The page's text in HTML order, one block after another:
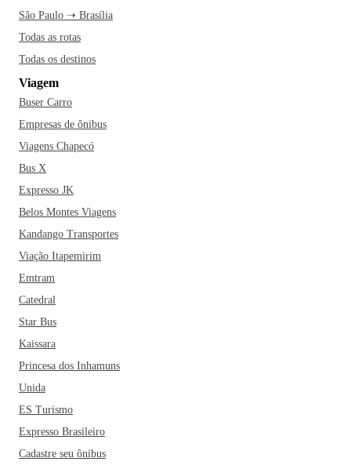
São Paulo ➝ Brasília
Todas as rotas
Todas os destinos
Viagem
Buser Carro
Empresas de ônibus
Viagens Chapecó
Bus X
Expresso JK
Belos Montes Viagens
Kandango Transportes
Viação Itapemirim
Emtram
Catedral
Star Bus
Kaissara
Princesa dos Inhamuns
Unida
ES Turismo
Expresso Brasileiro
Cadastre seu ônibus